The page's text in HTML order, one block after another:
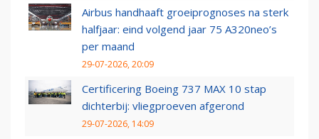
Airbus handhaaft groeiprognoses na sterk
halfjaar: eind volgend jaar 75 A320neo’s
per maand
29-07-2026, 20:09
Certificering Boeing 737 MAX 10 stap
dichterbij: vliegproeven afgerond
29-07-2026, 14:09